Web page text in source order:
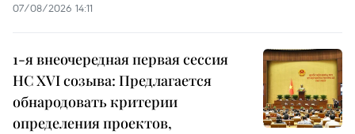
07/08/2026 14:11
1-я внеочередная первая сессия
НС XVI созыва: Предлагается
обнародовать критерии
определения проектов,